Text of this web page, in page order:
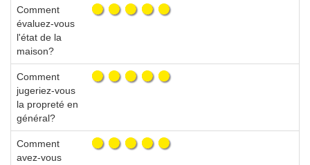
Comment
évaluez-vous
l'état de la
maison?
Comment
jugeriez-vous
la propreté en
général?
Comment
avez-vous